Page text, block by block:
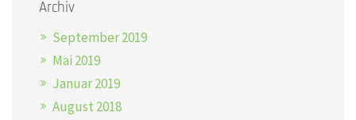
Archiv
September 2019
Mai 2019
Januar 2019
August 2018